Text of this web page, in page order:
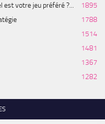
est votre jeu préféré ?...
1895
1788
1514
1481
1367
1282